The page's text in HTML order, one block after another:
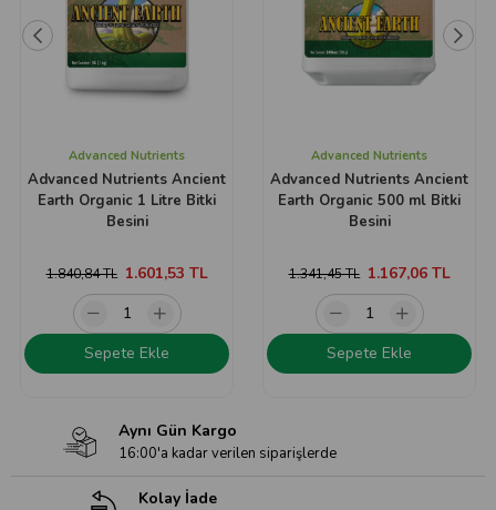
Advanced Nutrients
Advanced Nutrients Ancient
Earth Organic 1 Litre Bitki
Besini
1.601,53 TL
1.840,84 TL
Sepete Ekle
Advanced Nutrients
Advanced Nutrients Ancient
Earth Organic 500 ml Bitki
Besini
1.167,06 TL
1.341,45 TL
Sepete Ekle
Aynı Gün Kargo
16:00'a kadar verilen siparişlerde
Kolay İade